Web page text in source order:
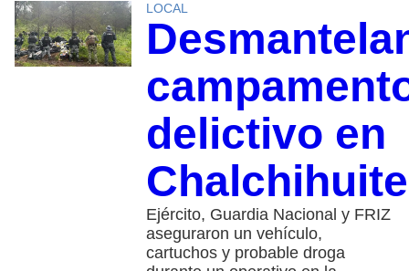
LOCAL
delictivo en
Ejército, Guardia Nacional y FRIZ
aseguraron un vehículo,
cartuchos y probable droga